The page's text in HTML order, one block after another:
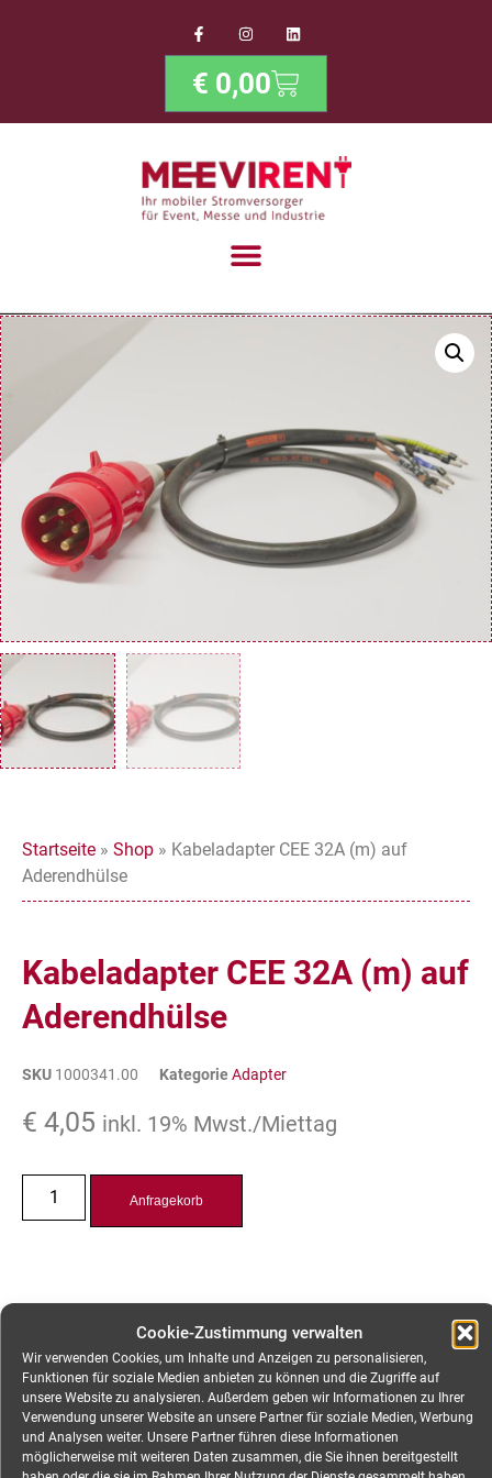
Cookie-Zustimmung verwalten
Wir verwenden Cookies, um Inhalte und Anzeigen zu personalisieren,
Funktionen für soziale Medien anbieten zu können und die Zugriffe auf
unsere Website zu analysieren. Außerdem geben wir Informationen zu Ihrer
Verwendung unserer Website an unsere Partner für soziale Medien, Werbung
und Analysen weiter. Unsere Partner führen diese Informationen
möglicherweise mit weiteren Daten zusammen, die Sie ihnen bereitgestellt
€ 0,00
Startseite » Shop » Kabeladapter CEE 32A (m) auf
Aderendhülse
Kabeladapter CEE 32A (m) auf
Aderendhülse
SKU 1000341.00 KategorieAdapter
€ 4,05 inkl. 19% Mwst./Miettag
Anfragekorb